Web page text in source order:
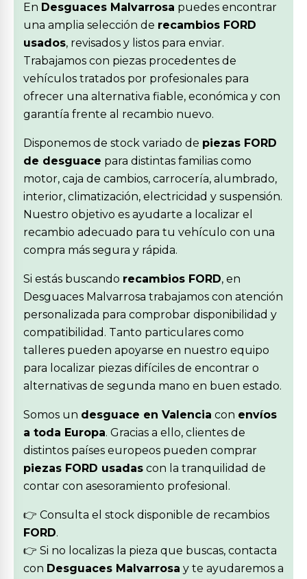
En Desguaces Malvarrosa puedes encontrar
una amplia selección de recambios FORD
usados, revisados y listos para enviar.
Trabajamos con piezas procedentes de
vehículos tratados por profesionales para
ofrecer una alternativa fiable, económica y con
garantía frente al recambio nuevo.
Disponemos de stock variado de piezas FORD
de desguace para distintas familias como
motor, caja de cambios, carrocería, alumbrado,
interior, climatización, electricidad y suspensión.
Nuestro objetivo es ayudarte a localizar el
recambio adecuado para tu vehículo con una
compra más segura y rápida.
Si estás buscando recambios FORD, en
Desguaces Malvarrosa trabajamos con atención
personalizada para comprobar disponibilidad y
compatibilidad. Tanto particulares como
talleres pueden apoyarse en nuestro equipo
para localizar piezas difíciles de encontrar o
alternativas de segunda mano en buen estado.
Somos un desguace en Valencia con envíos
a toda Europa. Gracias a ello, clientes de
distintos países europeos pueden comprar
piezas FORD usadas con la tranquilidad de
contar con asesoramiento profesional.
👉 Consulta el stock disponible de recambios
FORD.
👉 Si no localizas la pieza que buscas, contacta
con Desguaces Malvarrosa y te ayudaremos a